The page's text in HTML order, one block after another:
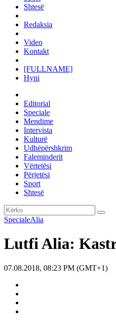
Shtesë
Redaksia
Video
Kontakt
[FULLNAME]
Hyni
Editorial
Speciale
Mendime
Intervista
Kulturë
Udhëpërshkrim
Faleminderit
Vërtetësi
Përjetësi
Sport
Shtesë
SpecialeAlia
Lutfi Alia:
07.08.2018, 08:23 PM (GMT+1)